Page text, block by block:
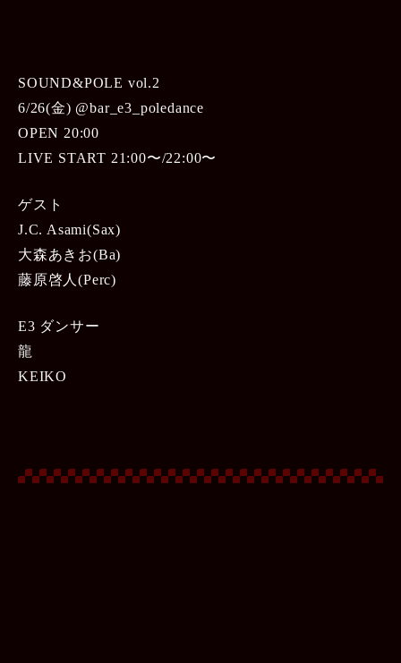
SOUND&POLE vol.2
6/26(金) @bar_e3_poledance
OPEN 20:00
LIVE START 21:00〜/22:00〜
ゲスト
J.C. Asami(Sax)
大森あきお(Ba)
藤原啓人(Perc)
E3 ダンサー
龍
KEIKO